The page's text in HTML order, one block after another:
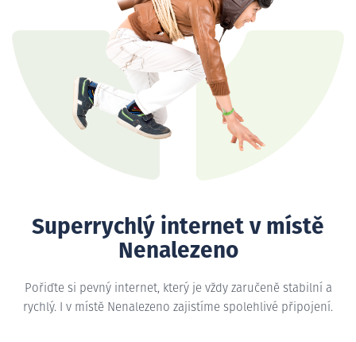
Superrychlý internet v místě
Nenalezeno
Pořiďte si pevný internet, který je vždy zaručeně stabilní a
rychlý. I v místě Nenalezeno zajistíme spolehlivé připojení.